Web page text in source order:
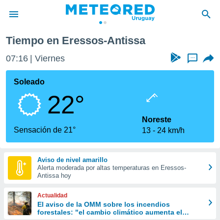
de
ha
calidad.
a este
las
y
forma
digital
basada
Tiempo en Eressos-Antissa
07:16 Viernes ...
Soleado
22°
Sensación de 21°
Noreste
13
24 km/h
Aviso de nivel amarillo
Alerta moderada por altas temperaturas en Eressos-
Antissa hoy
Actualidad
El aviso de la OMM sobre los incendios
forestales: "el cambio climático aumenta el